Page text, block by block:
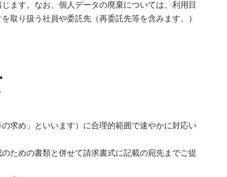
ます。なお、個人データの廃棄については、利用目
取り扱う社員や委託先（再委託先等を含みます。）
求め」といいます）に合理的範囲で速やかに対応い
ための書類と併せて請求書式に記載の宛先までご提